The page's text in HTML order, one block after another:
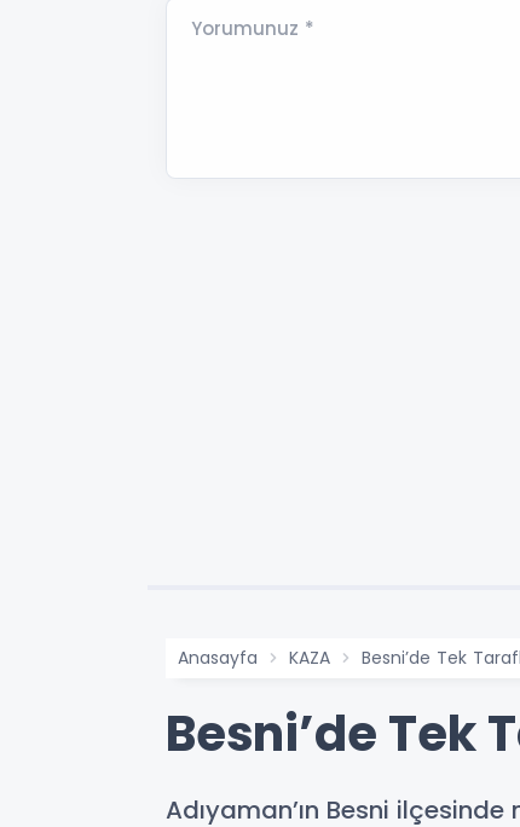
Yorumunuz *
Anasayfa KAZA Besni’de Tek
Besni’de Tek
Adıyaman’ın Besni